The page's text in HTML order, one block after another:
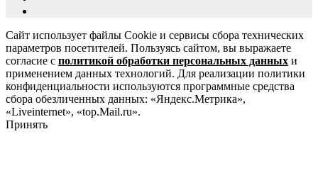
Сайт использует файлы Cookie и сервисы сбора технических
параметров посетителей. Пользуясь сайтом, вы выражаете
согласие с политикой обработки персональных данных и
применением данных технологий. Для реализации политики
конфиденциальности используются программные средства
сбора обезличенных данных: «Яндекс.Метрика»,
«Liveinternet», «top.Mail.ru».
Принять